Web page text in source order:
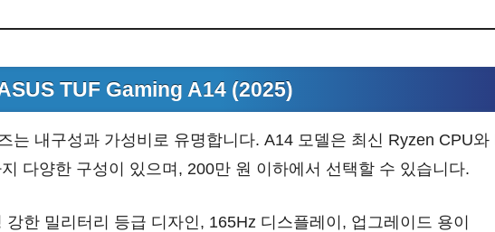
TUF Gaming A14 (2025)
는 내구성과 가성비로 유명합니다. A14 모델은 최신 Ryzen CPU와
다양한 구성이 있으며, 200만 원 이하에서 선택할 수 있습니다.
강한 밀리터리 등급 디자인, 165Hz 디스플레이, 업그레이드 용이